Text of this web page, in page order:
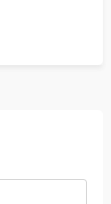
напитка и
посторонних